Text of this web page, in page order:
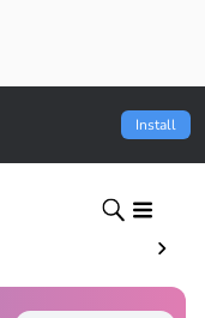
Install